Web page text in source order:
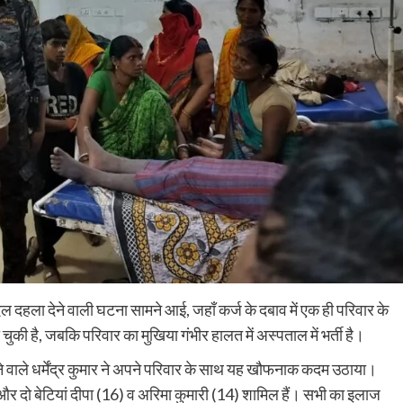
दहला देने वाली घटना सामने आई, जहाँ कर्ज के दबाव में एक ही परिवार के
है, जबकि परिवार का मुखिया गंभीर हालत में अस्पताल में भर्ती है।
धर्मेंद्र कुमार ने अपने परिवार के साथ यह खौफनाक कदम उठाया।
दो बेटियां दीपा (16) व अरिमा कुमारी (14) शामिल हैं। सभी का इलाज
Education Nalanda
झमाझम बारिश से हरनौत के कन्या मध्य विद्यालय में
घुसा पानी, जर्जर भवन में टपकती छत के बीच पढ़ाई
करने को मजबूर छात्राएं